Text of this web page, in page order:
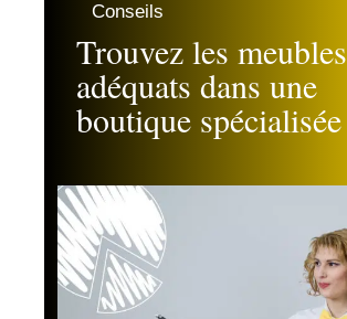
Conseils
Trouvez les meubles
adéquats dans une
boutique spécialisée